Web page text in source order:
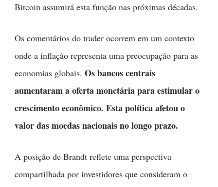
Bitcoin assumirá esta função nas próximas décadas.
Os comentários do trader ocorrem em um contexto
onde a inflação representa uma preocupação para as
economias globais. Os bancos centrais
aumentaram a oferta monetária para estimular o
crescimento econômico. Esta política afetou o
valor das moedas nacionais no longo prazo.
A posição de Brandt reflete uma perspectiva
compartilhada por investidores que consideram o